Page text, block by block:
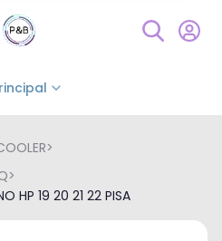
>
>
HP 19 20 21 22 PISA